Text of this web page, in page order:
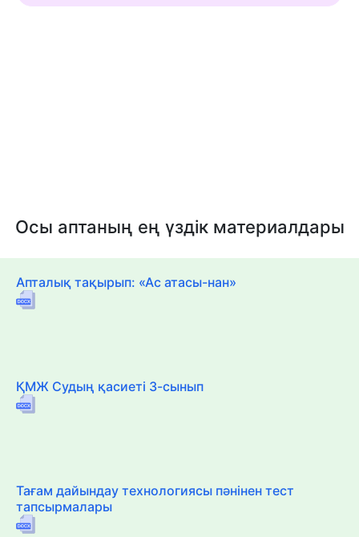
Осы аптаның ең үздік материалдары
Апталық тақырып: «Ас атасы-нан»
ҚМЖ Судың қасиеті 3-сынып
Тағам дайындау технологиясы пәнінен тест
тапсырмалары